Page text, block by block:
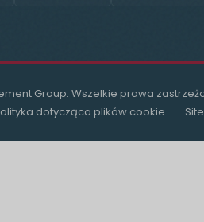
Group. Wszelkie prawa
dotycząca plików cookie